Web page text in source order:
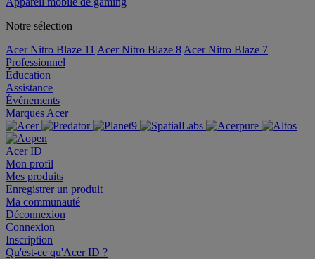
Notre sélection
Acer Nitro Blaze 11 Acer Nitro Blaze 8 Acer Nitro Blaze 7
Professionnel
Éducation
Assistance
Événements
Marques Acer
Acer ID
Mon profil
Mes produits
Enregistrer un produit
Ma communauté
Déconnexion
Connexion
Inscription
Qu'est-ce qu'Acer ID ?